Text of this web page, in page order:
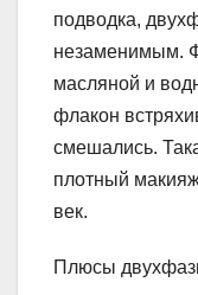
подводка,
незаменимым.
масляной и
флакон
смешались.
плотный
век.
Плюсы